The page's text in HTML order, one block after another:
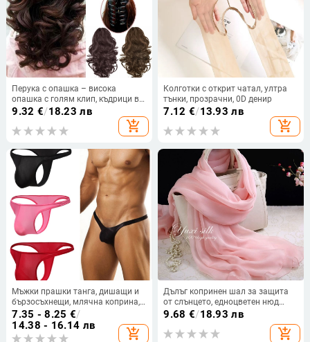
Перука с опашка – висока
опашка с голям клип, къдрици в
стил круша, PY599, Huxun,
9.32 €/18.23 лв
add_shopping_cart
Колготки с открит чатал, ултра
тънки, прозрачни, 0D денир
7.12 €/13.93 лв
add_shopping_cart
Мъжки прашки танга, дишащи и
бързосъхнещи, млячна коприна,
61–70d, ниска талия
7.35 - 8.25 €/
14.38 - 16.14 лв
add_shopping_cart
Дълъг копринен шал за защита
от слънцето, едноцветен нюд
розов, за жени, тънък, подходящ
за пролет, лято, есен и зима.
9.68 €/18.93 лв
add_shopping_cart